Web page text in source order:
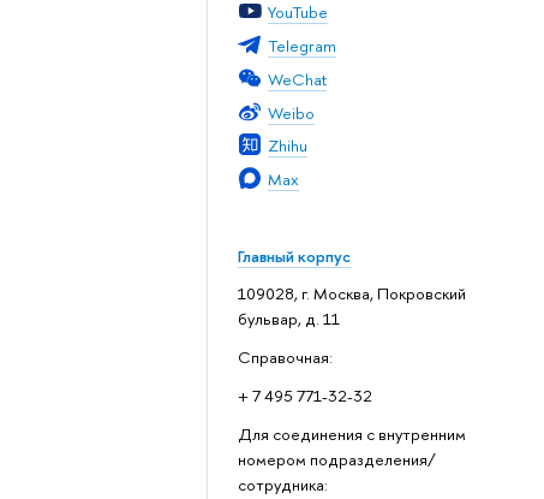
YouTube
Telegram
WeChat
Weibo
Zhihu
Max
Главный корпус
109028, г. Москва, Покровский
бульвар, д. 11
Справочная:
+ 7 495 771-32-32
Для соединения с внутренним
номером подразделения/
сотрудника: